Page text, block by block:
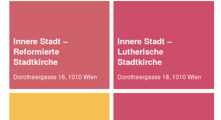
Innere Stadt –
Reformierte
Stadtkirche
Dorotheergasse 16, 1010 Wien
Innere Stadt –
Lutherische
Stadtkirche
Dorotheergasse 18, 1010 Wien